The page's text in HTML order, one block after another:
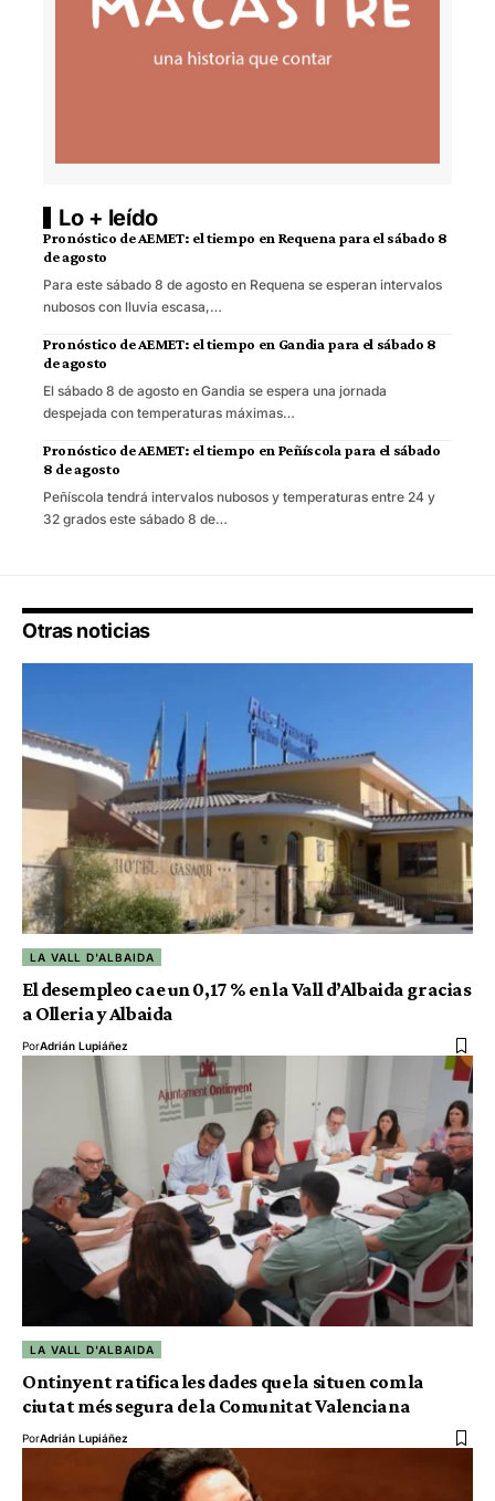
Lo + leído
Pronóstico de AEMET: el tiempo en Requena para el sábado 8
de agosto
Para este sábado 8 de agosto en Requena se esperan intervalos
nubosos con lluvia escasa,…
Pronóstico de AEMET: el tiempo en Gandia para el sábado 8
de agosto
El sábado 8 de agosto en Gandia se espera una jornada
despejada con temperaturas máximas…
Pronóstico de AEMET: el tiempo en Peñíscola para el sábado
8 de agosto
Peñíscola tendrá intervalos nubosos y temperaturas entre 24 y
32 grados este sábado 8 de…
Otras noticias
LA VALL D'ALBAIDA
El desempleo cae un 0,17 % en la Vall d’Albaida gracias
a Olleria y Albaida
PorAdrián Lupiáñez
LA VALL D'ALBAIDA
Ontinyent ratifica les dades que la situen com la
ciutat més segura de la Comunitat Valenciana
PorAdrián Lupiáñez